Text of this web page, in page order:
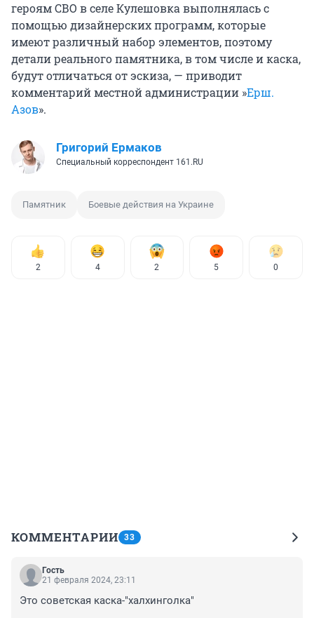
героям СВО в селе Кулешовка выполнялась с
помощью дизайнерских программ, которые
имеют различный набор элементов, поэтому
детали реального памятника, в том числе и каска,
будут отличаться от эскиза, — приводит
комментарий местной администрации »Ерш.
Азов».
Григорий Ермаков
Специальный корреспондент 161.RU
Памятник Боевые действия на Украине
2 4 2 5 0
КОММЕНТАРИИ 33
Гость
21 февраля 2024, 23:11
Это советская каска-"халхинголка"